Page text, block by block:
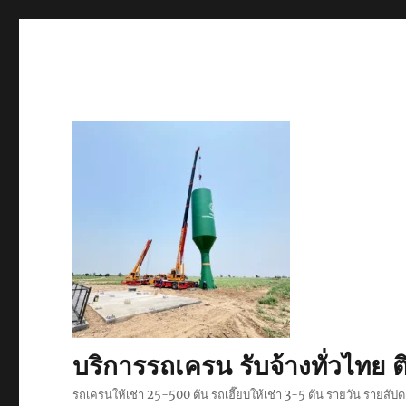
บริการรถเครน รับจ้างทั่วไท
รถเครนให้เช่า 25-500 ตัน รถเฮี๊ยบให้เช่า 3-5 ตัน รายวัน รายสั